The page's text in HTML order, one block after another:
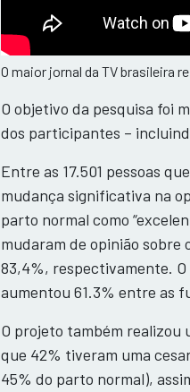
O maior jornal da TV brasileira
O objetivo da pesquisa foi
dos participantes –
Entre as 17.501 pessoas
mudança significativa na
parto normal como
mudaram de opinião sobre
83,4%, respectivamente.
aumentou 61.3% entre as
O projeto também realizou
que 42% tiveram uma
45% do parto normal),